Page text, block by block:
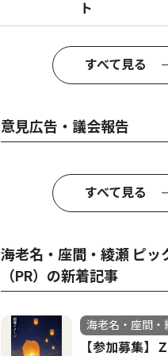
ト
すべて見る
意見広告・議会報告
すべて見る
海老名・座間・綾瀬 ピッ
（PR）の新着記事
海老名・座間・
【参加募集】